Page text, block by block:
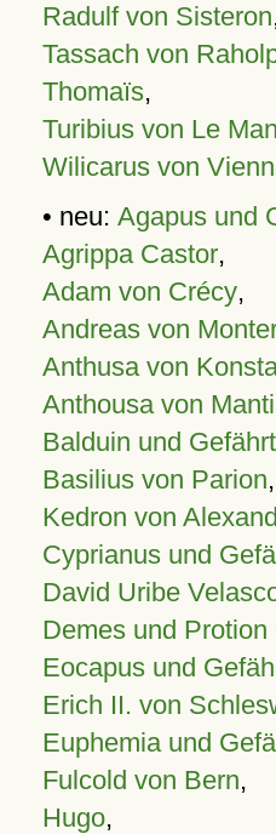
Radulf von Sisteron
Tassach von
Thomaïs,
Turibius von Le
Wilicarus von
• neu: Agapus und
Agrippa Castor,
Adam von Crécy,
Andreas von
Anthusa von
Anthousa von
Balduin und
Basilius von Parion,
Kedron von
Cyprianus und
David Uribe
Demes und Protion
Eocapus und
Erich II. von
Euphemia und
Fulcold von Bern,
Hugo,